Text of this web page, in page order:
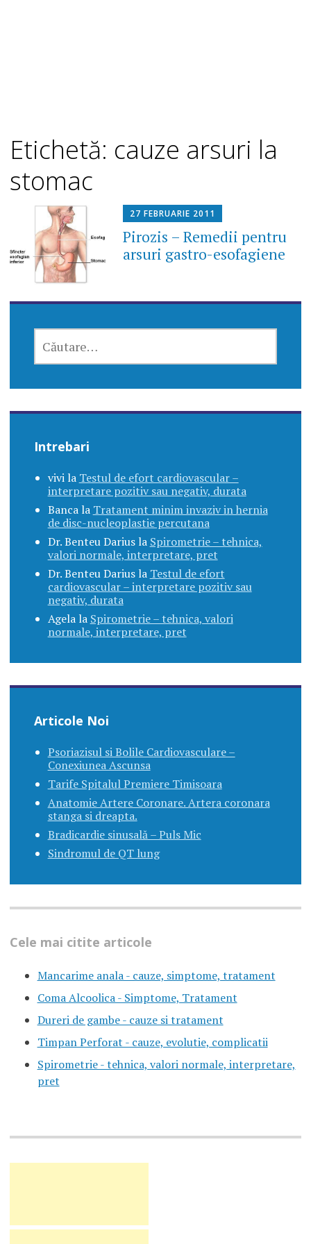
Etichetă: cauze arsuri la
stomac
27 FEBRUARIE 2011
Pirozis – Remedii pentru
arsuri gastro-esofagiene
DUPĂ:
Intrebari
vivila Testul de efort cardiovascular –
interpretare pozitiv sau negativ, durata
Bancala Tratament minim invaziv in hernia
de disc-nucleoplastie percutana
Dr. Benteu Dariusla Spirometrie – tehnica,
valori normale, interpretare, pret
Dr. Benteu Dariusla Testul de efort
cardiovascular – interpretare pozitiv sau
negativ, durata
Agelala Spirometrie – tehnica, valori
normale, interpretare, pret
Articole Noi
Psoriazisul si Bolile Cardiovasculare –
Conexiunea Ascunsa
Tarife Spitalul Premiere Timisoara
Anatomie Artere Coronare. Artera coronara
stanga si dreapta.
Bradicardie sinusală – Puls Mic
Sindromul de QT lung
Cele mai citite articole
Mancarime anala - cauze, simptome, tratament
Coma Alcoolica - Simptome, Tratament
Dureri de gambe - cauze si tratament
Timpan Perforat - cauze, evolutie, complicatii
Spirometrie - tehnica, valori normale, interpretare,
pret